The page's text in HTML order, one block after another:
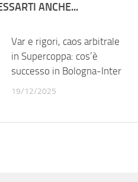
ANCHE...
Var e rigori, caos arbitrale
in Supercoppa: cos’è
successo in Bologna-Inter
19/12/2025